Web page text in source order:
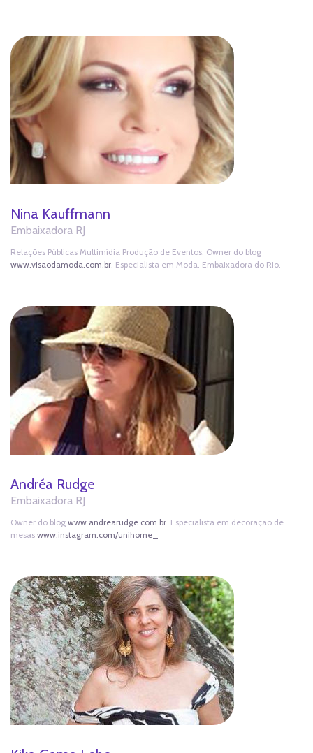
Nina Kauffmann
Embaixadora RJ
Relações Públicas Multimídia Produção de Eventos. Owner do blog
www.visaodamoda.com.br . Especialista em Moda. Embaixadora do Rio.
Andréa Rudge
Embaixadora RJ
Owner do blog www.andrearudge.com.br . Especialista em decoração de
mesas www.instagram.com/unihome_